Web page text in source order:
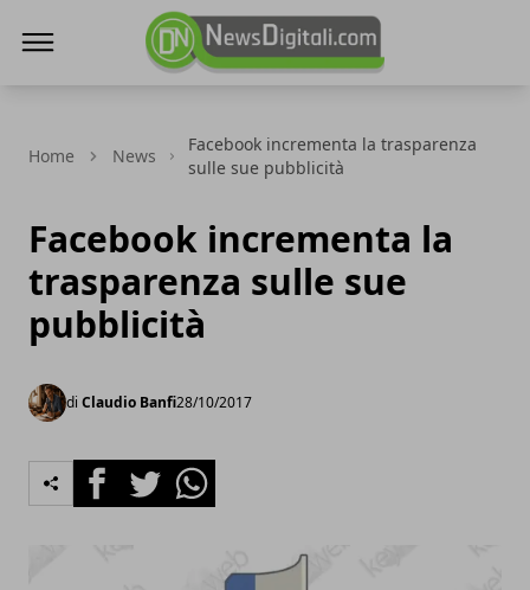
Home News
Facebook incrementa la trasparenza
sulle sue pubblicità
Facebook incrementa la
trasparenza sulle sue
pubblicità
di Claudio Banfi28/10/2017
FacebookTwitterWhatsapp